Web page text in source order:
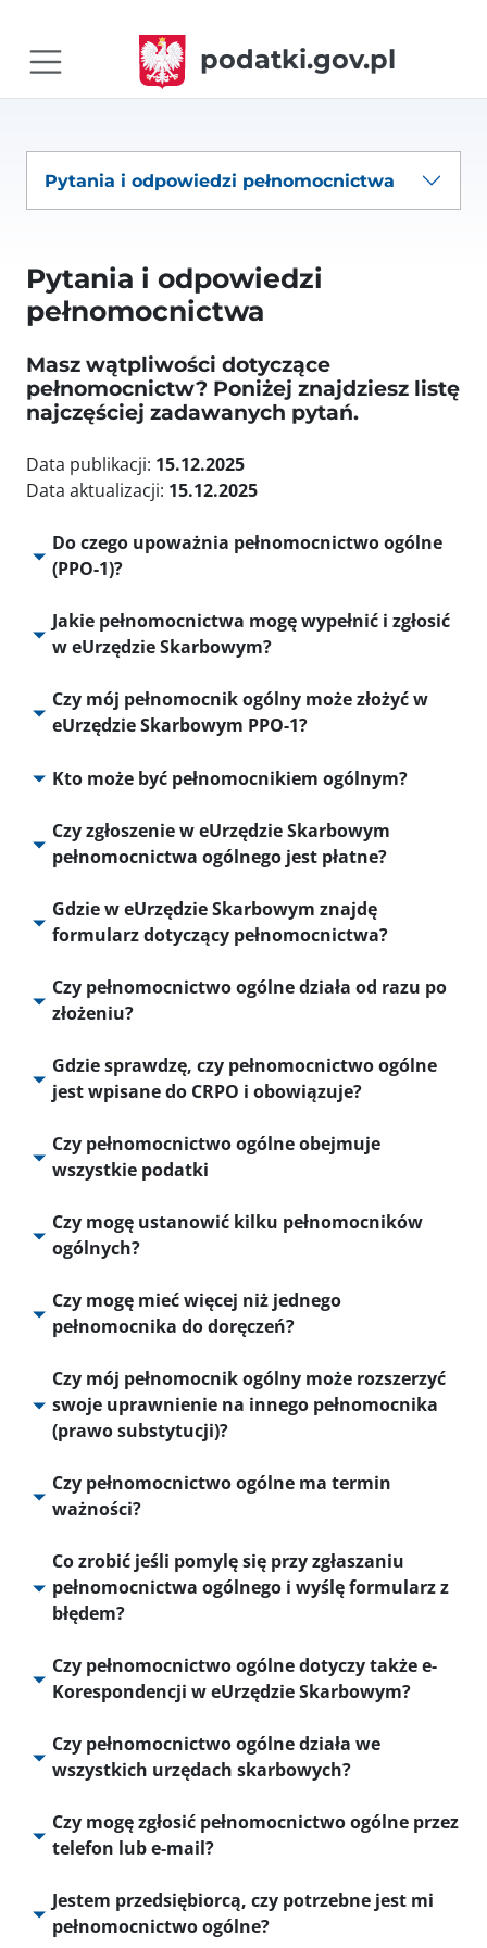
podatki.gov.pl
Pytania i odpowiedzi pełnomocnictwa
Pytania i odpowiedzi
pełnomocnictwa
Masz wątpliwości dotyczące
pełnomocnictw? Poniżej znajdziesz listę
najczęściej zadawanych pytań.
Data publikacji: 15.12.2025
Data aktualizacji: 15.12.2025
Do czego upoważnia pełnomocnictwo ogólne
(PPO-1)?
Jakie pełnomocnictwa mogę wypełnić i zgłosić
w eUrzędzie Skarbowym?
Czy mój pełnomocnik ogólny może złożyć w
eUrzędzie Skarbowym PPO-1?
Kto może być pełnomocnikiem ogólnym?
Czy zgłoszenie w eUrzędzie Skarbowym
pełnomocnictwa ogólnego jest płatne?
Gdzie w eUrzędzie Skarbowym znajdę
formularz dotyczący pełnomocnictwa?
Czy pełnomocnictwo ogólne działa od razu po
złożeniu?
Gdzie sprawdzę, czy pełnomocnictwo ogólne
jest wpisane do CRPO i obowiązuje?
Czy pełnomocnictwo ogólne obejmuje
wszystkie podatki
Czy mogę ustanowić kilku pełnomocników
ogólnych?
Czy mogę mieć więcej niż jednego
pełnomocnika do doręczeń?
Czy mój pełnomocnik ogólny może rozszerzyć
swoje uprawnienie na innego pełnomocnika
(prawo substytucji)?
Czy pełnomocnictwo ogólne ma termin
ważności?
Co zrobić jeśli pomylę się przy zgłaszaniu
pełnomocnictwa ogólnego i wyślę formularz z
błędem?
Czy pełnomocnictwo ogólne dotyczy także e-
Korespondencji w eUrzędzie Skarbowym?
Czy pełnomocnictwo ogólne działa we
wszystkich urzędach skarbowych?
Czy mogę zgłosić pełnomocnictwo ogólne przez
telefon lub e-mail?
Jestem przedsiębiorcą, czy potrzebne jest mi
pełnomocnictwo ogólne?